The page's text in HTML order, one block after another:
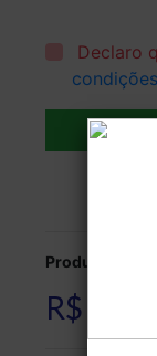
Declaro
condições
Produção:
R$